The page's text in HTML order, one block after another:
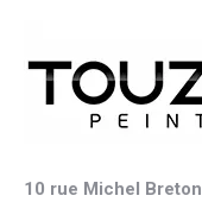
10 rue Michel Breton